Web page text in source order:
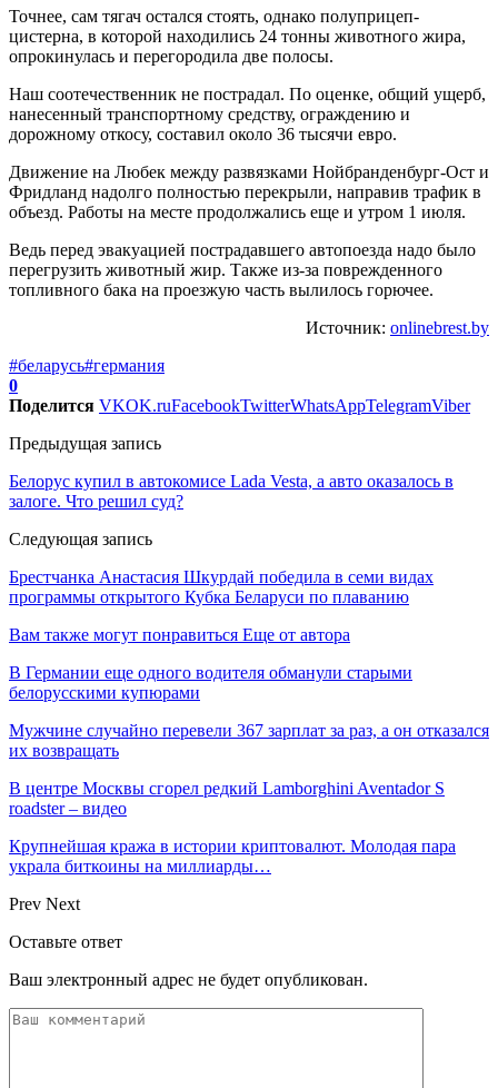
Точнее, сам тягач остался стоять, однако полуприцеп-
цистерна, в которой находились 24 тонны животного жира,
опрокинулась и перегородила две полосы.
Наш соотечественник не пострадал. По оценке, общий ущерб,
нанесенный транспортному средству, ограждению и
дорожному откосу, составил около 36 тысячи евро.
Движение на Любек между развязками Нойбранденбург-Ост и
Фридланд надолго полностью перекрыли, направив трафик в
объезд. Работы на месте продолжались еще и утром 1 июля.
Ведь перед эвакуацией пострадавшего автопоезда надо было
перегрузить животный жир. Также из-за поврежденного
топливного бака на проезжую часть вылилось горючее.
Источник: onlinebrest.by
#беларусь#германия
0
Поделится VKOK.ruFacebookTwitterWhatsAppTelegramViber
Предыдущая запись
Белорус купил в автокомисе Lada Vesta, а авто оказалось в
залоге. Что решил суд?
Следующая запись
Брестчанка Анастасия Шкурдай победила в семи видах
программы открытого Кубка Беларуси по плаванию
Вам также могут понравиться Еще от автора
В Германии еще одного водителя обманули старыми
белорусскими купюрами
Мужчине случайно перевели 367 зарплат за раз, а он отказался
их возвращать
В центре Москвы сгорел редкий Lamborghini Aventador S
roadster – видео
Крупнейшая кража в истории криптовалют. Молодая пара
украла биткоины на миллиарды…
Prev Next
Оставьте ответ
Ваш электронный адрес не будет опубликован.